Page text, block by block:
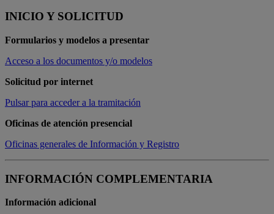
INICIO Y SOLICITUD
Formularios y modelos a presentar
Acceso a los documentos y/o modelos
Solicitud por internet
Pulsar para acceder a la tramitación
Oficinas de atención presencial
Oficinas generales de Información y Registro
INFORMACIÓN COMPLEMENTARIA
Información adicional